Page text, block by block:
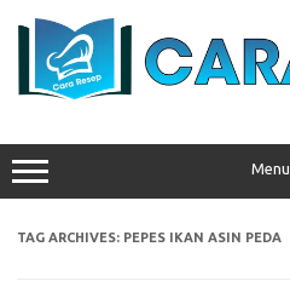
Menu
TAG ARCHIVES: PEPES IKAN ASIN PEDA